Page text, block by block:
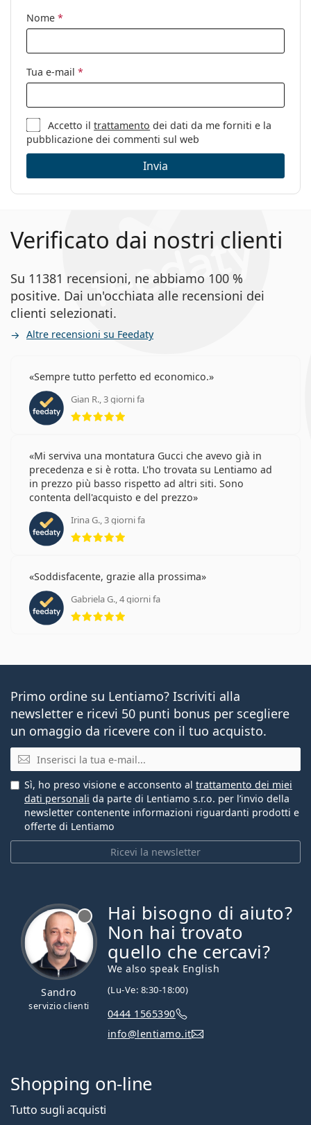
Nome *
Tua e-mail *
Accetto iltrattamento dei dati da me forniti e la
pubblicazione dei commenti sul web
Invia
Verificato dai nostri clienti
Su 11381 recensioni, ne abbiamo 100 %
positive. Dai un'occhiata alle recensioni dei
clienti selezionati.
Altre recensioni su Feedaty
Sempre tutto perfetto ed economico.
Gian R., 3 giorni fa
Mi serviva una montatura Gucci che avevo già in
precedenza e si è rotta. L'ho trovata su Lentiamo ad
in prezzo più basso rispetto ad altri siti. Sono
contenta dell'acquisto e del prezzo
Irina G., 3 giorni fa
Soddisfacente, grazie alla prossima
Gabriela G., 4 giorni fa
valutazione 5 di 5
Primo ordine su Lentiamo? Iscriviti alla
newsletter e ricevi 50 punti bonus per scegliere
un omaggio da ricevere con il tuo acquisto.
E-mail
Ricevi la newsletter
Sì, ho preso visione e acconsento al trattamento dei miei
dati personali da parte di Lentiamo s.r.o. per l’invio della
newsletter contenente informazioni riguardanti prodotti e
offerte di Lentiamo
Sandro
servizio clienti
Hai bisogno di aiuto?
Non hai trovato
quello che cercavi?
We also speak English
(Lu-Ve: 8:30-18:00)
0444 1565390
info@lentiamo.it
Shopping on-line
Tutto sugli acquisti